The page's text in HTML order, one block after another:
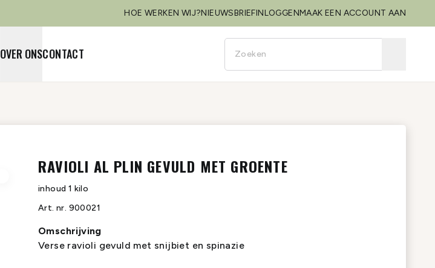
HOE WERKEN WIJ?NIEUWSBRIEFINLOGGENMAAK EEN ACCOUNT AAN
OVER ONSCONTACT
RAVIOLI AL PLIN GEVULD MET GROENTE
inhoud 1 kilo
Art. nr. 900021
Omschrijving
Verse ravioli gevuld met snijbiet en spinazie